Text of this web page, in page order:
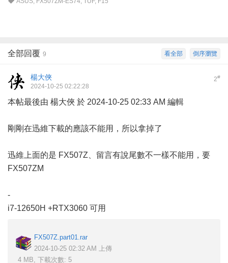
倒序瀏覽
看全部
全部回覆 9
2#
楊大俠
2024-10-25 02:22:28
本帖最後由 楊大俠 於 2024-10-25 02:33 AM 編輯
剛剛在迅維下載的應該不能用，所以拿掉了
迅維上面的是 FX507Z、留言有說尾數不一樣不能用，要
FX507ZM
-
i7-12650H +RTX3060 可用
FX507Z.part01.rar
2024-10-25 02:32 AM 上傳
4 MB, 下載次數: 5